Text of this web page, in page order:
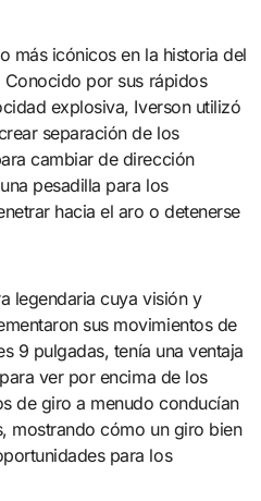
más icónicos en la historia del
Conocido por sus rápidos
explosiva, Iverson utilizó
separación de los
cambiar de dirección
pesadilla para los
hacia el aro o detenerse
legendaria cuya visión y
sus movimientos de
9 pulgadas, tenía una ventaja
ver por encima de los
de giro a menudo conducían
mostrando cómo un giro bien
para los